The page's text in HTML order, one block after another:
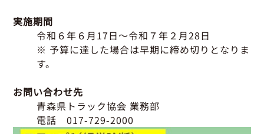
実施期間
令和６年６月17日～令和７年２月28日
※ 予算に達した場合は早期に締め切りとなりま
す。
お問い合わせ先
青森県トラック協会 業務部
電話 017-729-2000